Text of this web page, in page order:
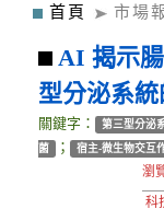
首頁 市場
AI 揭示
型分泌系
關鍵字： 第三型分泌
菌 ； 宿主-微生物交互
瀏
科